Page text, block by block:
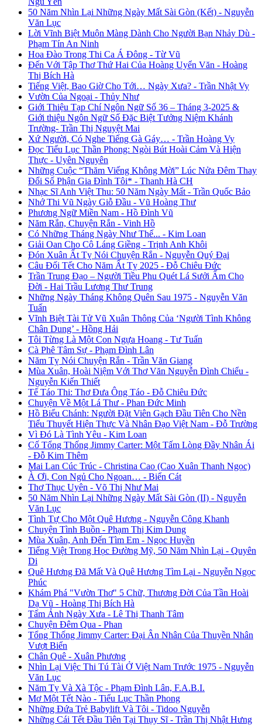
50 Năm Nhìn Lại Những Ngày Mất Sài Gòn (Kết) - Nguyễn
Văn Lục
Lời Vĩnh Biệt Muộn Màng Dành Cho Người Bạn Nhảy Dù -
Phạm Tín An Ninh
Hoa Đào Trong Thi Ca Á Đông - Từ Vũ
Đến Với Tập Thơ Thứ Hai Của Hoàng Uyển Văn - Hoàng
Thị Bích Hà
Tiếng Việt, Bao Giờ Cho Tới… Ngày Xưa? - Trần Nhật Vy
Vườn Của Ngoại - Thủy Như
Giới Thiệu Tạp Chí Ngôn Ngữ Số 36 – Tháng 3-2025 &
Giới thiệu Ngôn Ngữ Số Đặc Biệt Tưởng Niệm Khánh
Trường- Trần Thị Nguyệt Mai
Xứ Người, Có Nghe Tiếng Gà Gáy… - Trần Hoàng Vy
Đọc Tiểu Lục Thần Phong: Ngòi Bút Hoài Cảm Và Hiện
Thực - Uyên Nguyên
Những Cuộc “Thăm Viếng Không Mời” Lúc Nửa Đêm Thay
Đổi Số Phận Gia Đình Tôi* - Thanh Hà CH
Nhạc Sĩ Anh Việt Thu: 50 Năm Ngày Mất - Trần Quốc Bảo
Nhớ Thi Vũ Ngày Giỗ Đầu - Vũ Hoàng Thư
Phương Ngữ Miền Nam - Hồ Đình Vũ
Năm Rắn, Chuyện Rắn - Vinh Hồ
Có Những Tháng Ngày Như Thế... - Kim Loan
Giải Oan Cho Cô Láng Giềng - Trịnh Anh Khôi
Đón Xuân Ất Tỵ Nói Chuyện Rắn - Nguyễn Quý Đại
Câu Đối Tết Cho Năm Ất Tỵ 2025 - Đỗ Chiêu Đức
Trần Trung Đạo – Người Tiều Phu Quét Lá Sưởi Ấm Cho
Đời - Hai Trầu Lương Thư Trung
Những Ngày Tháng Không Quên Sau 1975 - Nguyễn Văn
Tuấn
Vĩnh Biệt Tài Tử Vũ Xuân Thông Của ‘Người Tình Không
Chân Dung’ - Hồng Hải
Tôi Từng Là Một Con Ngựa Hoang - Tư Tuấn
Cà Phê Tâm Sự - Phạm Đình Lân
Năm Tỵ Nói Chuyện Rắn - Trần Văn Giang
Mùa Xuân, Hoài Niệm Với Thơ Văn Nguyễn Đình Chiểu -
Nguyễn Kiến Thiết
Tế Táo Thi: Thơ Đưa Ông Táo - Đỗ Chiêu Đức
Chuyện Về Một Lá Thư - Phan Đức Minh
Hồ Biểu Chánh: Người Đặt Viên Gạch Đầu Tiên Cho Nền
Tiểu Thuyết Hiện Thực Và Nhân Đạo Việt Nam - Đỗ Trường
Vì Đó Là Tình Yêu - Kim Loan
Cố Tổng Thống Jimmy Carter: Một Tấm Lòng Đầy Nhân Ái
- Đỗ Kim Thêm
Mai Lan Cúc Trúc - Christina Cao (Cao Xuân Thanh Ngọc)
À Ơi, Con Ngủ Cho Ngoan… - Biển Cát
Thơ Thục Uyên - Võ Thị Như Mai
50 Năm Nhìn Lại Những Ngày Mất Sài Gòn (II) - Nguyễn
Văn Lục
Tình Tự Cho Một Quê Hương - Nguyễn Công Khanh
Chuyện Tình Buồn - Phạm Thị Kim Dung
Mùa Xuân, Anh Đến Tìm Em - Ngọc Huyền
Tiếng Việt Trong Học Đường Mỹ, 50 Năm Nhìn Lại - Quyên
Di
Quê Hương Đã Mất Và Quê Hương Tìm Lại - Nguyễn Ngọc
Phúc
Khám Phá "Vườn Thơ" 5 Chữ, Thương Đời Của Tần Hoài
Dạ Vũ - Hoàng Thị Bích Hà
Tấm Ảnh Ngày Xưa - Lê Thị Thanh Tâm
Chuyện Đêm Qua - Phan
Tổng Thống Jimmy Carter: Đại Ân Nhân Của Thuyền Nhân
Vượt Biển
Chân Quê - Xuân Phương
Nhìn Lại Việc Thi Tú Tài Ở Việt Nam Trước 1975 - Nguyễn
Văn Lục
Năm Tỵ Và Xà Tộc - Phạm Đình Lân, F.A.B.I.
Mơ Một Tết Nào - Tiểu Lục Thần Phong
Những Đứa Trẻ Babylift Và Tôi - Tidoo Nguyễn
Những Cái Tết Đầu Tiên Tại Thụy Sĩ - Trần Thị Nhật Hưng